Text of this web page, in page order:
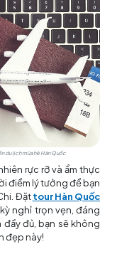
du lịch mùa hè Hàn Quốc
rực rỡ và ẩm thực
điểm lý tưởng để bạn
Đặttour Hàn Quốc
nghỉ trọn vẹn, đáng
đủ, bạn sẽ không
đẹp này!